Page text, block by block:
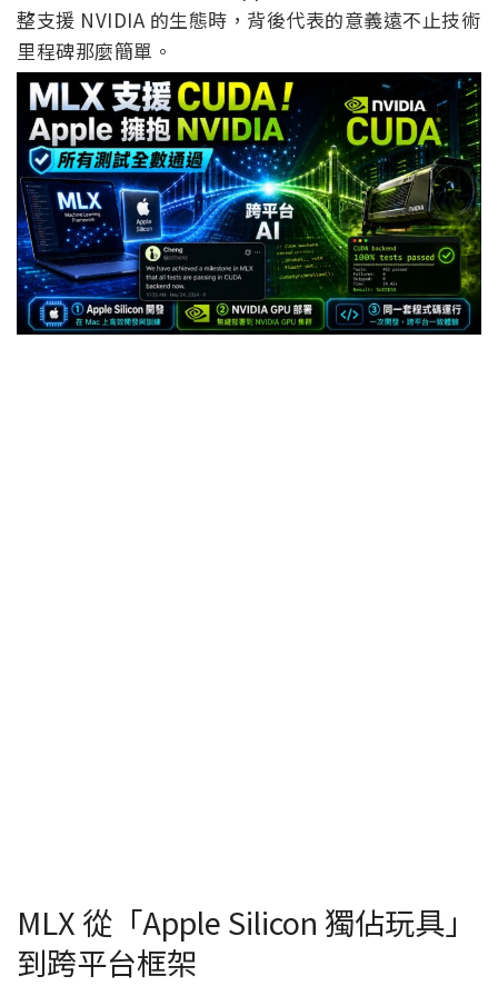
整支援 NVIDIA 的生態時，背後代表的意義遠不止技術
里程碑那麼簡單。
MLX 從「Apple Silicon 獨佔玩具」
到跨平台框架